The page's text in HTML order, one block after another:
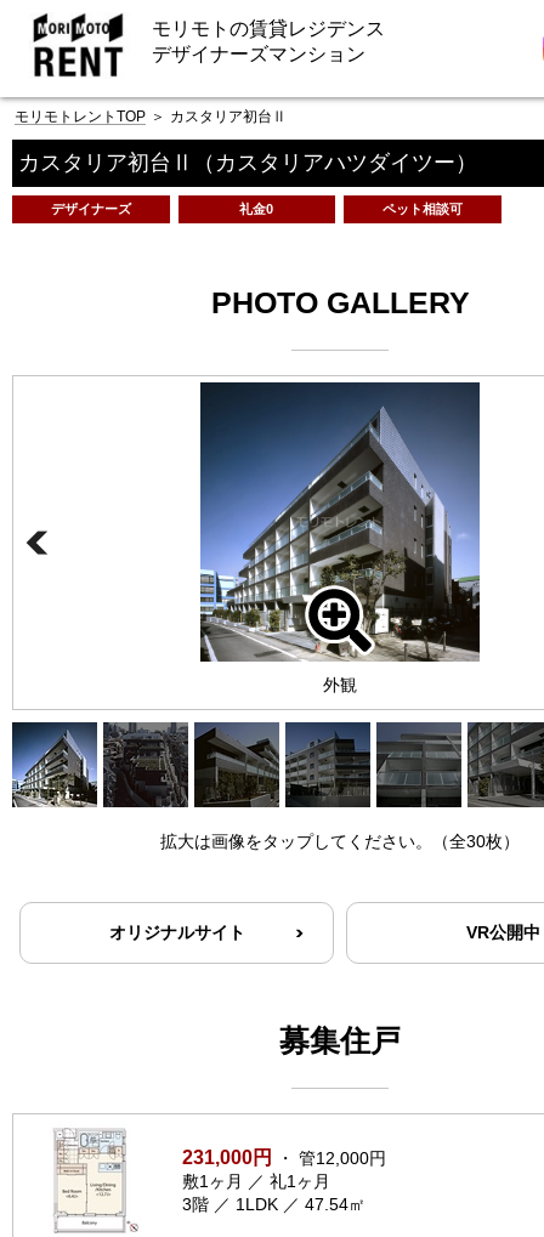
モリモトの賃貸レジデンス
デザイナーズマンション
モリモトレントTOP ＞ カスタリア初台Ⅱ
カスタリア初台Ⅱ （カスタリアハツダイツー）
デザイナーズ 礼金0 ペット相談可
PHOTO GALLERY
外観
拡大は画像をタップしてください。（全30枚）
オリジナルサイト VR公開中
募集住戸
231,000円
・ 管12,000円
敷1ヶ月 ／ 礼1ヶ月
3階 ／ 1LDK ／ 47.54㎡